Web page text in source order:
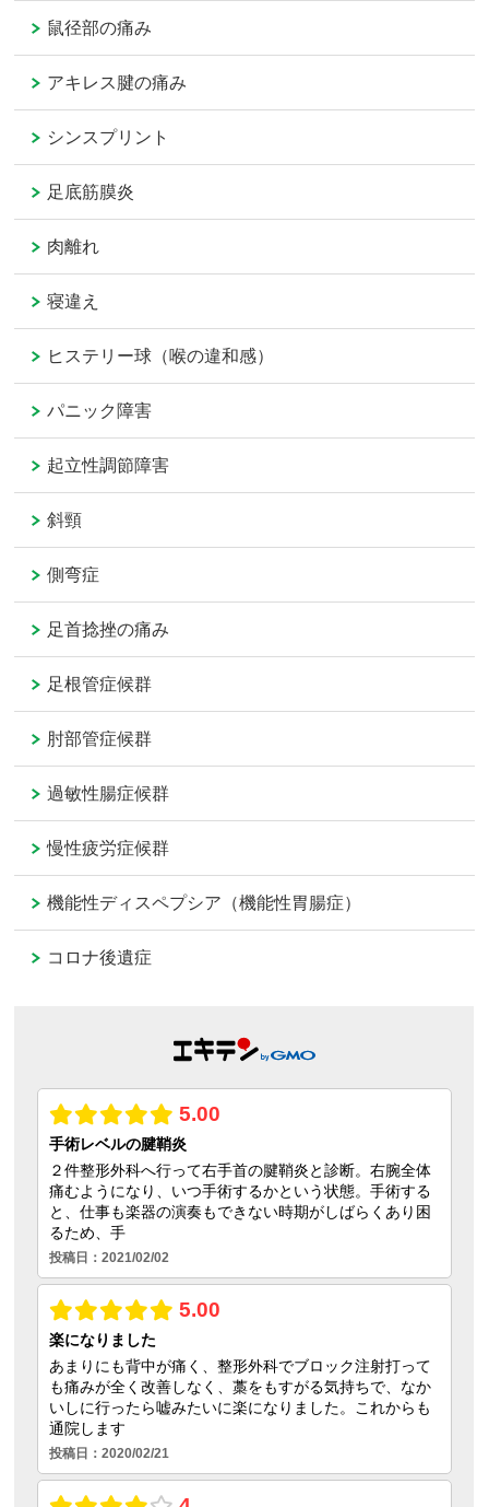
鼠径部の痛み
アキレス腱の痛み
シンスプリント
足底筋膜炎
肉離れ
寝違え
ヒステリー球（喉の違和感）
パニック障害
起立性調節障害
斜頸
側弯症
足首捻挫の痛み
足根管症候群
肘部管症候群
過敏性腸症候群
慢性疲労症候群
機能性ディスペプシア（機能性胃腸症）
コロナ後遺症